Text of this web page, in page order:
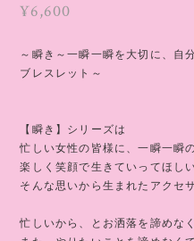
¥6,600
～瞬き～一瞬一瞬を大切に、自
ブレスレット～
【瞬き】シリーズは
忙しい女性の皆様に、一瞬一瞬
楽しく笑顔で生きていってほしい
そんな思いから生まれたアクセ
忙しいから、とお洒落を諦めな